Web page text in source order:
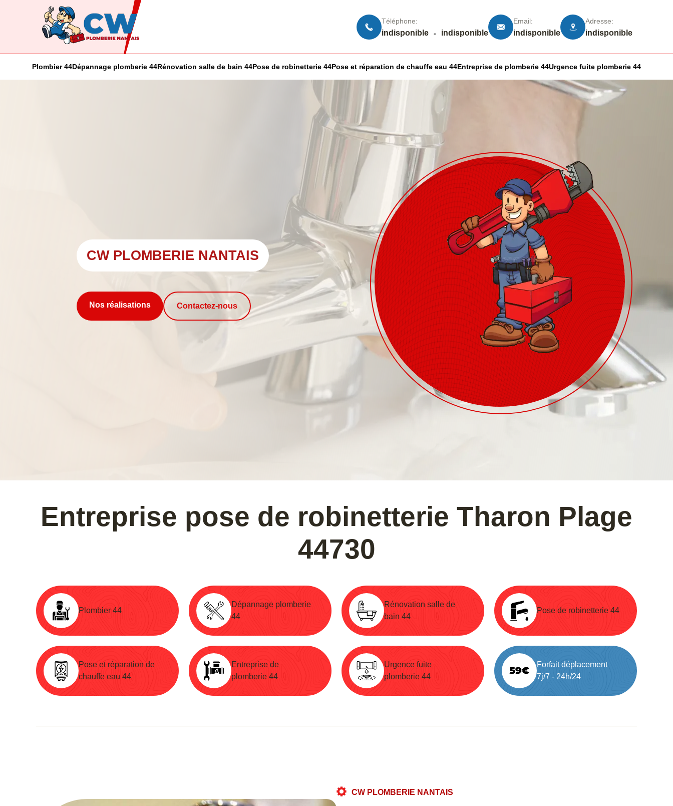
Téléphone:
indisponible - indisponible
Email:
indisponible
Adresse:
indisponible
Plombier 44Dépannage plomberie 44Rénovation salle de bain 44Pose de robinetterie 44Pose et réparation de chauffe eau 44Entreprise de plomberie 44Urgence fuite plomberie 44
CW PLOMBERIE NANTAIS
Nos réalisations Contactez-nous
Entreprise pose de robinetterie Tharon Plage
44730
Plombier 44
Dépannage plomberie
44
Rénovation salle de
bain 44
Pose de robinetterie 44
Pose et réparation de
chauffe eau 44
Entreprise de
plomberie 44
Urgence fuite
plomberie 44
Forfait déplacement
7j/7 - 24h/24
CW PLOMBERIE NANTAIS